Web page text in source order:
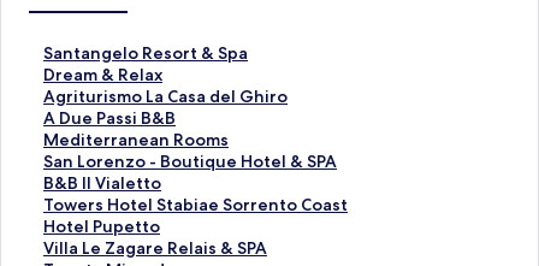
Santangelo Resort & Spa
T
a
u
t
a
n
S
t
a
n
Dream & Relax
T
a
u
t
a
n
S
t
a
Agriturismo La Casa del Ghiro
T
a
u
t
a
n
S
t
A Due Passi B&B
T
a
u
t
a
n
S
Mediterranean Rooms
T
a
u
t
a
n
San Lorenzo - Boutique Hotel & SPA
T
a
u
t
a
B&B Il Vialetto
T
a
u
t
Towers Hotel Stabiae Sorrento Coast
T
a
u
Hotel Pupetto
T
a
Villa Le Zagare Relais & SPA
T